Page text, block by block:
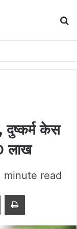
दुष्कर्म केस
लाख
minute read
Share via Email Print